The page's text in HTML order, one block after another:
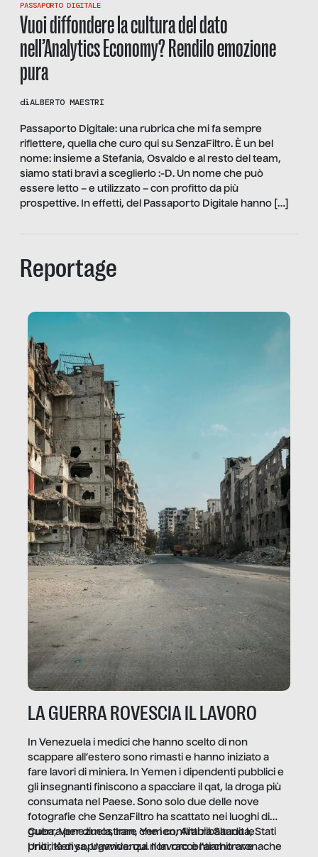
PASSAPORTO DIGITALE
Vuoi diffondere la cultura del dato
nell’Analytics Economy? Rendilo emozione
pura
diALBERTO MAESTRI
Passaporto Digitale: una rubrica che mi fa sempre
riflettere, quella che curo qui su SenzaFiltro. È un bel
nome: insieme a Stefania, Osvaldo e al resto del team,
siamo stati bravi a sceglierlo :-D. Un nome che può
essere letto – e utilizzato – con profitto da più
prospettive. In effetti, del Passaporto Digitale hanno […]
Reportage
LA GUERRA ROVESCIA IL LAVORO
In Venezuela i medici che hanno scelto di non
scappare all’estero sono rimasti e hanno iniziato a
fare lavori di miniera. In Yemen i dipendenti pubblici e
gli insegnanti finiscono a spacciare il qat, la droga più
consumata nel Paese. Sono solo due delle nove
fotografie che SenzaFiltro ha scattato nei luoghi di
guerra per dimostrare che i conflitti ribaltano le
priorità di sopravvivenza. Il lavoro è l’architrave
Cuba, Venezuela, Iran, Yemen, Arabia Saudita, Stati
Uniti, Kenya, Uganda: qui non raccontiamo cronache